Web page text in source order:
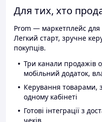
Для тих, хто
Prom — маркетплейс для
Легкий старт, зручне
покупців.
Три канали продажів
мобільний додаток,
Керування товарами,
одному кабінеті
Готові інтеграції з